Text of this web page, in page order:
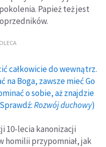
Papież też jest
całkowicie do wewnątrz.
na Boga, zawsze mieć Go
o sobie, aż znajdzie
Rozwój duchowy)
10-lecia kanonizacji
homilii przypomniał, jak